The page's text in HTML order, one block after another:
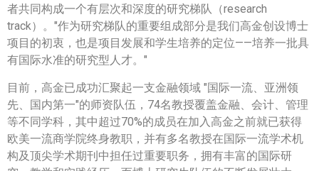
者共同构成一个有层次和深度的研究梯队（research
track）。"作为研究梯队的重要组成部分是我们高金创设博士
项目的初衷，也是项目发展和学生培养的定位——培养一批具
有国际水准的研究型人才。"
目前，高金已成功汇聚起一支金融领域 "国际一流、亚洲领
先、国内第一"的师资队伍，74名教授覆盖金融、会计、管理
等不同学科，其中超过70%的成员在加入高金之前就已获得
欧美一流商学院终身教职，并有多名教授在国际一流学术机
构及顶尖学术期刊中担任过重要职务，拥有丰富的国际研